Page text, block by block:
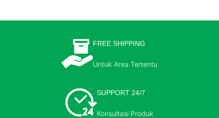
FREE SHIPPING
Untuk Area Tertentu
SUPPORT 24/7
Konsultasi Produk